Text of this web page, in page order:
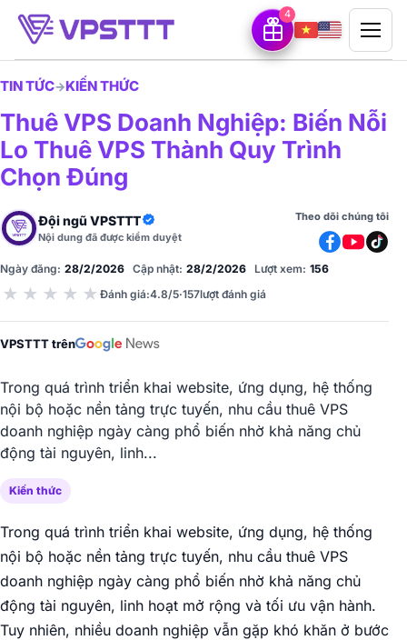
4
TIN TỨC→KIẾN THỨC
Thuê VPS Doanh Nghiệp: Biến Nỗi
Lo Thuê VPS Thành Quy Trình
Chọn Đúng
Đội ngũ VPSTTT
Nội dung đã được kiểm duyệt
Theo dõi chúng tôi
Ngày đăng: 28/2/2026 Cập nhật: 28/2/2026 Lượt xem: 156
★ ★ ★ ★ ★ Đánh giá:4.8/5·157lượt đánh giá
VPSTTT trên
Trong quá trình triển khai website, ứng dụng, hệ thống
nội bộ hoặc nền tảng trực tuyến, nhu cầu thuê VPS
doanh nghiệp ngày càng phổ biến nhờ khả năng chủ
động tài nguyên, linh...
Kiến thức
Trong quá trình triển khai website, ứng dụng, hệ thống
nội bộ hoặc nền tảng trực tuyến, nhu cầu thuê VPS
doanh nghiệp ngày càng phổ biến nhờ khả năng chủ
động tài nguyên, linh hoạt mở rộng và tối ưu vận hành.
Tuy nhiên, nhiều doanh nghiệp vẫn gặp khó khăn ở bước